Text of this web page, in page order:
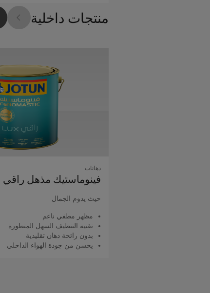
منتجات داخلية
دهانات
فينوماستيك مذهل راقي
حيث يدوم الجمال
مظهر مطفي ناعم
تقنية التنظيف السهل المتطورة
بدون رائحة دهان تقليدية
يحسن من جودة الهواء الداخلي